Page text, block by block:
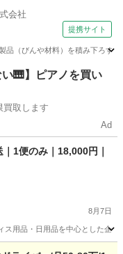
会社
提携サイト
品（びんや材料）を積み下ろす
い🎹】ピアノを買い
買取します
Ad
1便のみ｜18,000円｜
8月7日
ス用品・日用品を中心とした企